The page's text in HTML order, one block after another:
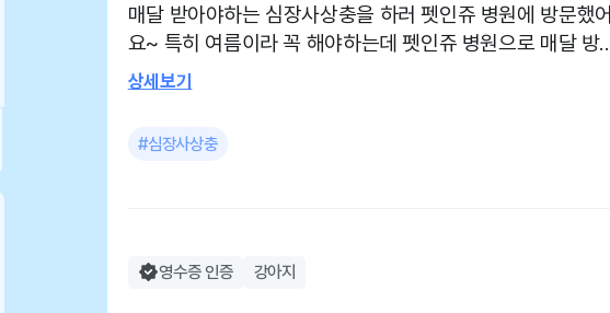
매달 받아야하는 심장사상충을 하러 펫인쥬 병원에 방문했어
요~ 특히 여름이라 꼭 해야하는데 펫인쥬 병원으로 매달 방
문하고있어요^^ 심장사상충하러 매번 방문하는 곳이에요 선
도 어차피 심장사상충 관리해야하는거 아이 항문낭이나 발톱
하려면 아이가 비명을 지르는데 병원에서는 편안하게 하고오
상세보기
#심장사상충
영수증 인증 강아지